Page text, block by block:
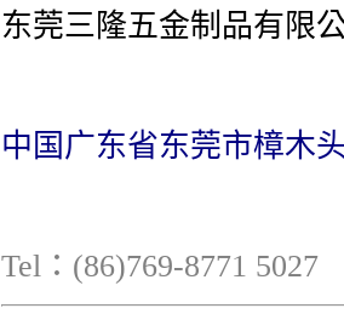
东莞三隆五金制品有限
中国广东省东莞市樟木
Tel：(86)769-8771